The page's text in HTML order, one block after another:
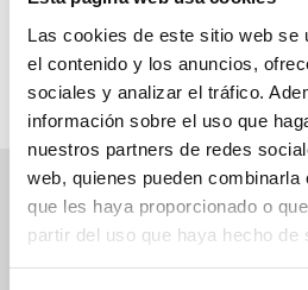
Las cookies de este sitio web se
el contenido y los anuncios,
sociales y analizar el tráfico.
información sobre el uso que
nuestros partners de redes
web, quienes pueden combinarla
que les haya proporcionado o
partir del uso que haya hecho de
96 5789864
Other nearby